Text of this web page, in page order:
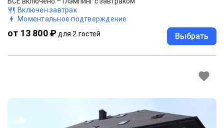
Включен завтрак
Моментальное подтверждение
от 13 800 ₽ для 2 гостей Выбрать